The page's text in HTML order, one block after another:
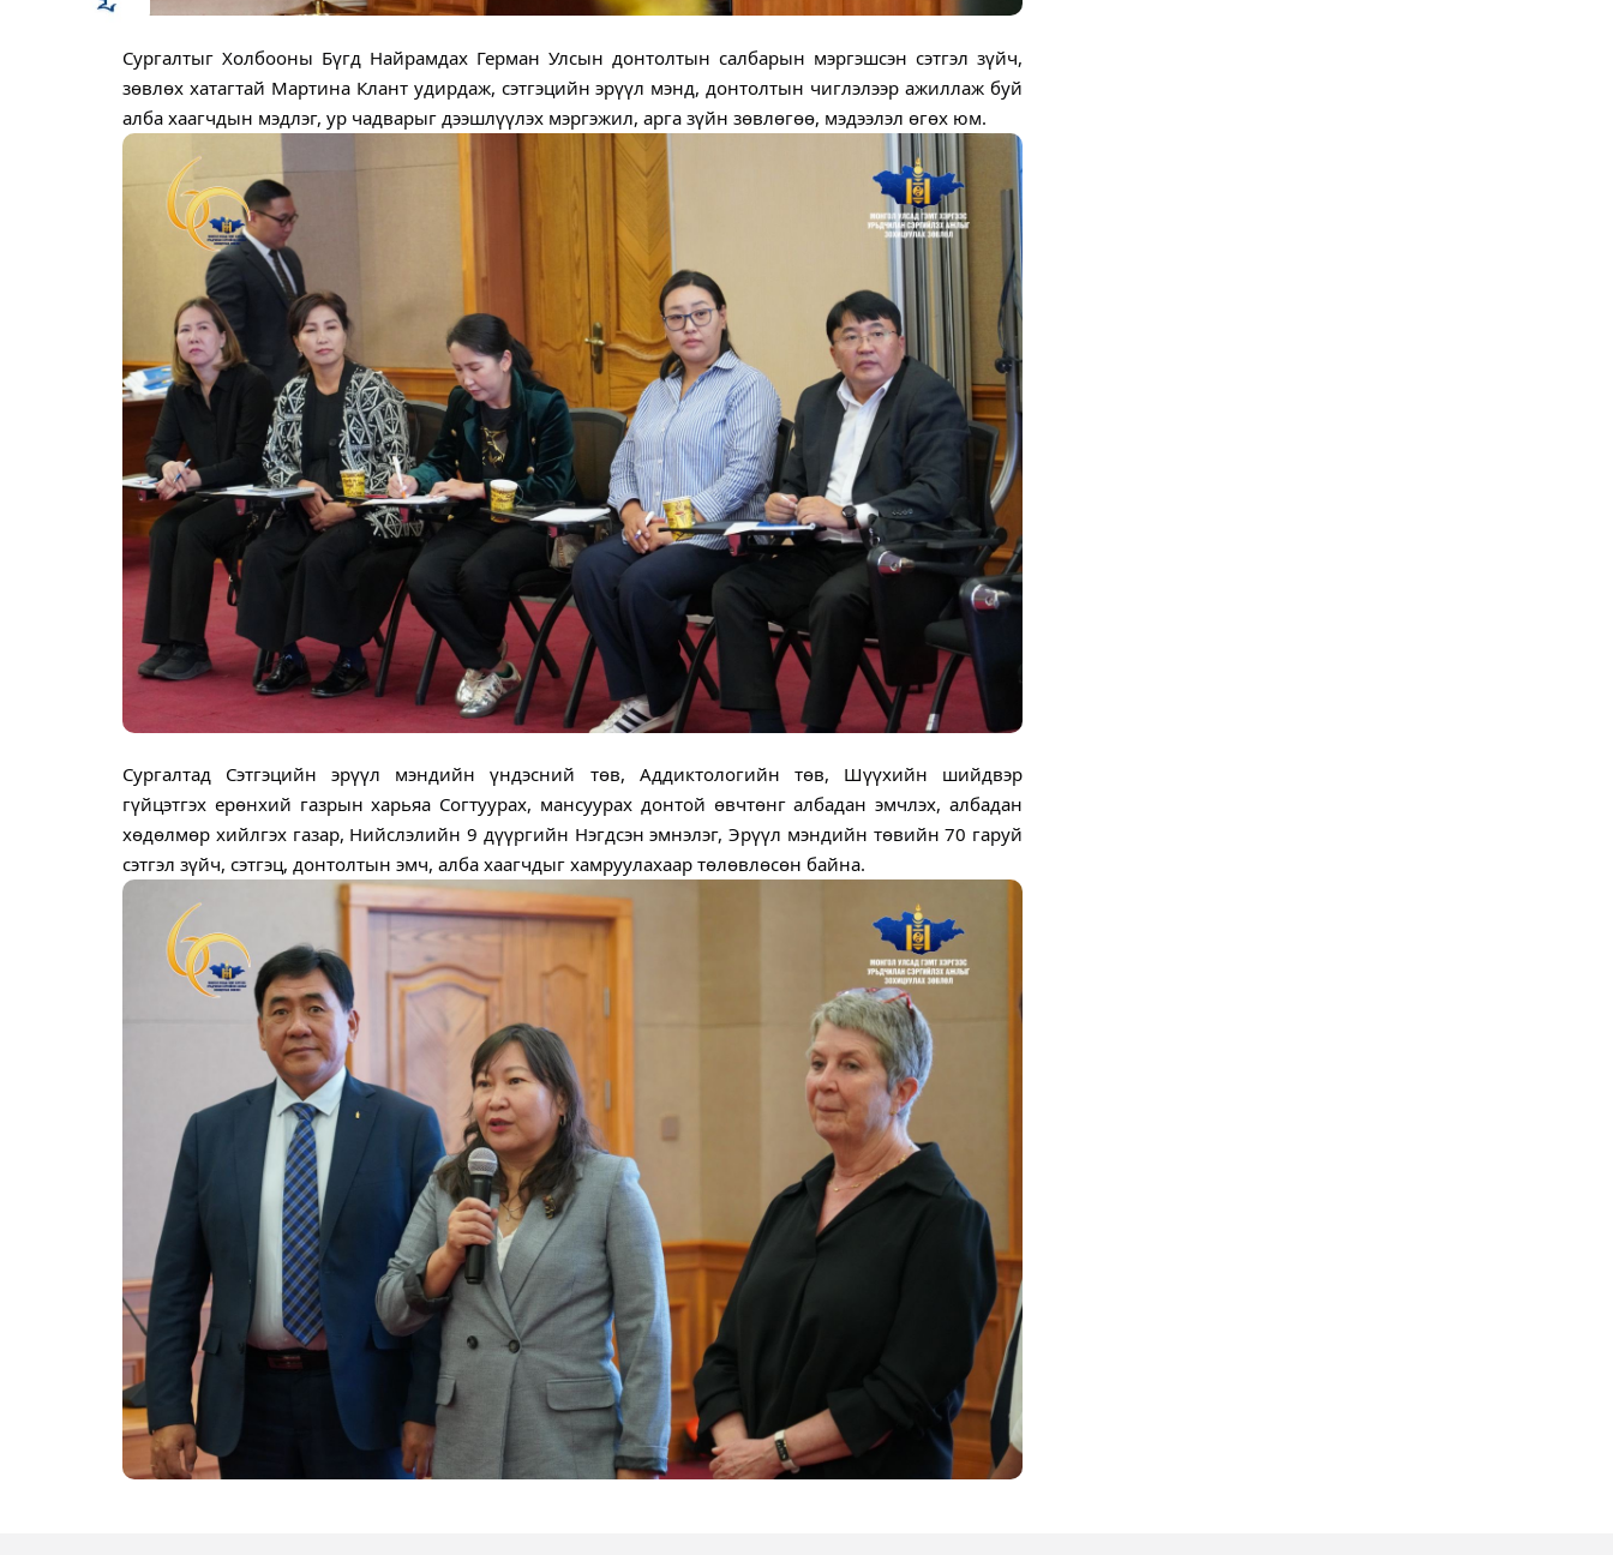
Сургалтыг Холбооны Бүгд Найрамдах Герман Улсын донтолтын салбарын мэргэшсэн сэтгэл зүйч,
зөвлөх хатагтай Мартина Клант удирдаж, сэтгэцийн эрүүл мэнд, донтолтын чиглэлээр ажиллаж буй
алба хаагчдын мэдлэг, ур чадварыг дээшлүүлэх мэргэжил, арга зүйн зөвлөгөө, мэдээлэл өгөх юм.
Сургалтад Сэтгэцийн эрүүл мэндийн үндэсний төв, Аддиктологийн төв, Шүүхийн шийдвэр
гүйцэтгэх ерөнхий газрын харьяа Согтуурах, мансуурах донтой өвчтөнг албадан эмчлэх, албадан
хөдөлмөр хийлгэх газар, Нийслэлийн 9 дүүргийн Нэгдсэн эмнэлэг, Эрүүл мэндийн төвийн 70 гаруй
сэтгэл зүйч, сэтгэц, донтолтын эмч, алба хаагчдыг хамруулахаар төлөвлөсөн байна.